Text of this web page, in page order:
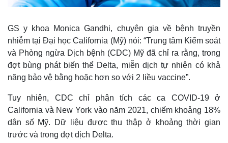
GS y khoa Monica Gandhi, chuyên gia về bệnh truyền
nhiễm tại Đại học California (Mỹ) nói: “Trung tâm Kiểm soát
và Phòng ngừa Dịch bệnh (CDC) Mỹ đã chỉ ra rằng, trong
đợt bùng phát biến thể Delta, miễn dịch tự nhiên có khả
năng bảo vệ bằng hoặc hơn so với 2 liều vaccine”.
Tuy nhiên, CDC chỉ phân tích các ca COVID-19 ở
California và New York vào năm 2021, chiếm khoảng 18%
dân số Mỹ. Dữ liệu được thu thập ở khoảng thời gian
trước và trong đợt dịch Delta.